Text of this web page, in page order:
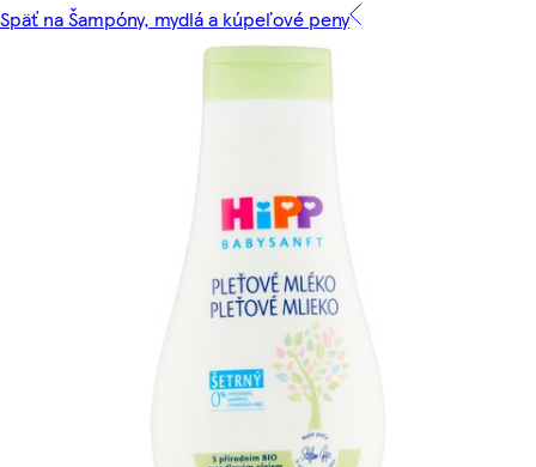
Späť na Šampóny, mydlá a kúpeľové peny